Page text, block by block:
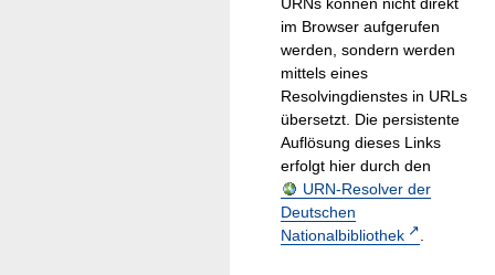
URNs können nicht direkt
im Browser aufgerufen
werden, sondern werden
mittels eines
Resolvingdienstes in URLs
übersetzt. Die persistente
Auflösung dieses Links
erfolgt hier durch den
URN-Resolver der
Deutschen
Nationalbibliothek
.